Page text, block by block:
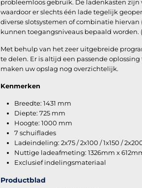
probleemloos gebruik. De ladenkasten
waardoor er slechts één lade tegelijk
diverse slotsystemen of combinatie
kunnen toegangsniveaus bepaald worden.
Met behulp van het zeer uitgebreide
te delen. Er is altijd een passende
maken uw opslag nog overzichtelijk.
Kenmerken
Breedte: 1431 mm
Diepte: 725 mm
Hoogte: 1000 mm
7 schuiflades
Ladeindeling: 2x75 / 2x100 / 1x150 /
Nuttige ladeafmeting: 1326mm x
Exclusief indelingsmateriaal
Productblad